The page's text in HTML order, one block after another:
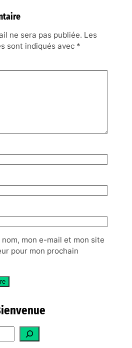
ne sera pas publiée. Les
sont indiqués avec *
mon e-mail et mon site
pour mon prochain